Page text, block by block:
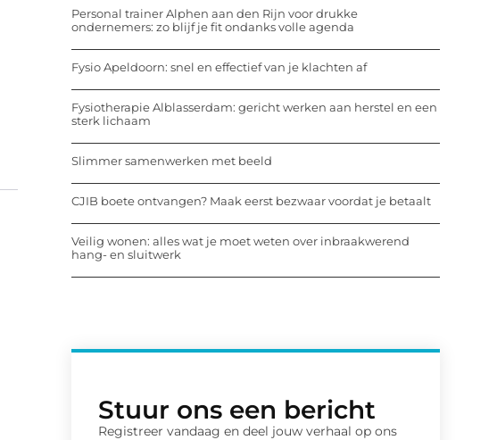
Personal trainer Alphen aan den Rijn voor drukke
ondernemers: zo blijf je fit ondanks volle agenda
Fysio Apeldoorn: snel en effectief van je klachten af
Fysiotherapie Alblasserdam: gericht werken aan herstel en een
sterk lichaam
Slimmer samenwerken met beeld
CJIB boete ontvangen? Maak eerst bezwaar voordat je betaalt
Veilig wonen: alles wat je moet weten over inbraakwerend
hang- en sluitwerk
Stuur ons een bericht
Registreer vandaag en deel jouw verhaal op ons